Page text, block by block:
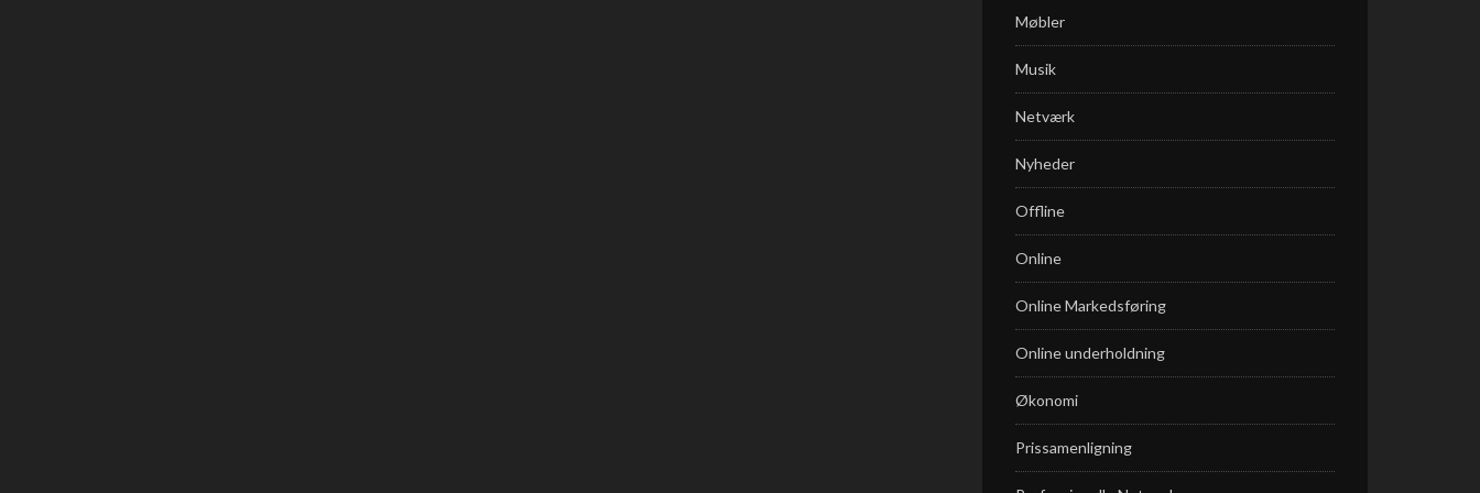
Møbler
Musik
Netværk
Nyheder
Offline
Online
Online Markedsføring
Online underholdning
Økonomi
Prissamenligning